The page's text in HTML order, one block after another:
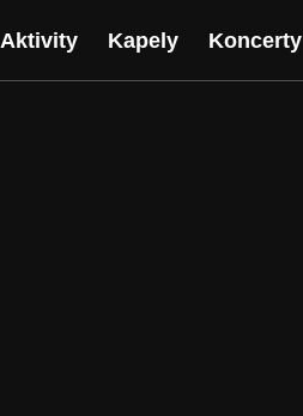
Aktivity Kapely Koncerty